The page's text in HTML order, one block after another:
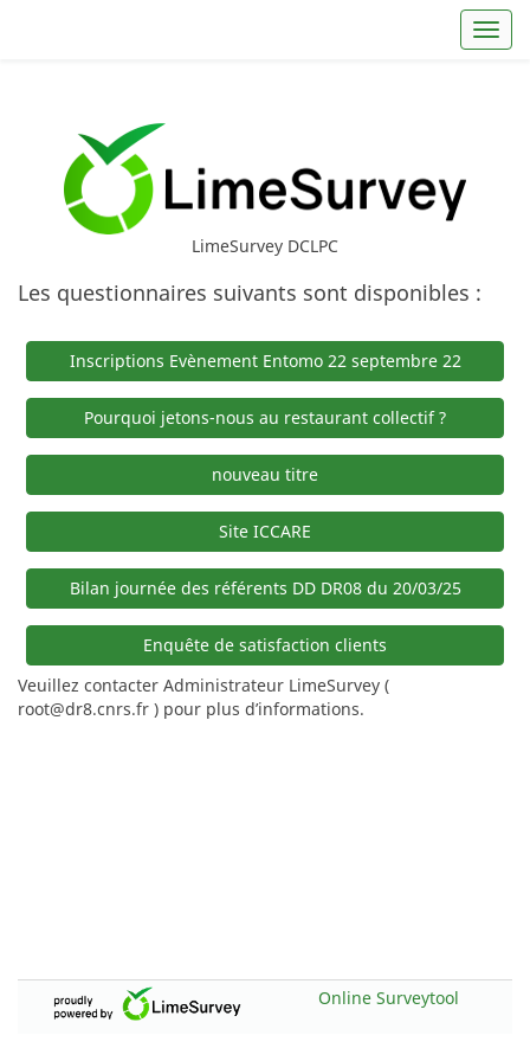
LimeSurvey DCLPC
Les questionnaires suivants sont disponibles :
Inscriptions Evènement Entomo 22 septembre 22
Pourquoi jetons-nous au restaurant collectif ?
nouveau titre
Site ICCARE
Bilan journée des référents DD DR08 du 20/03/25
Enquête de satisfaction clients
Veuillez contacter Administrateur LimeSurvey (
root@dr8.cnrs.fr ) pour plus d’informations.
Online Surveytool